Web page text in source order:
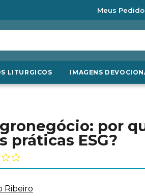
Meus
LITURGICOS IMAGENS
por
práticas ESG?
Ribeiro